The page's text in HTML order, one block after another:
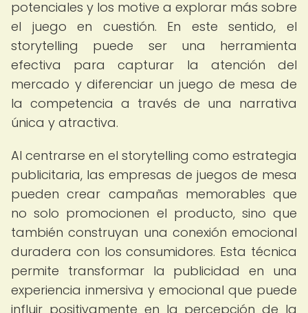
potenciales y los motive a explorar más sobre
el juego en cuestión. En este sentido, el
storytelling puede ser una herramienta
efectiva para capturar la atención del
mercado y diferenciar un juego de mesa de
la competencia a través de una narrativa
única y atractiva.
Al centrarse en el storytelling como estrategia
publicitaria, las empresas de juegos de mesa
pueden crear campañas memorables que
no solo promocionen el producto, sino que
también construyan una conexión emocional
duradera con los consumidores. Esta técnica
permite transformar la publicidad en una
experiencia inmersiva y emocional que puede
influir positivamente en la percepción de la